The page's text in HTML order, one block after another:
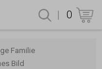
| 0
Familie
Bild